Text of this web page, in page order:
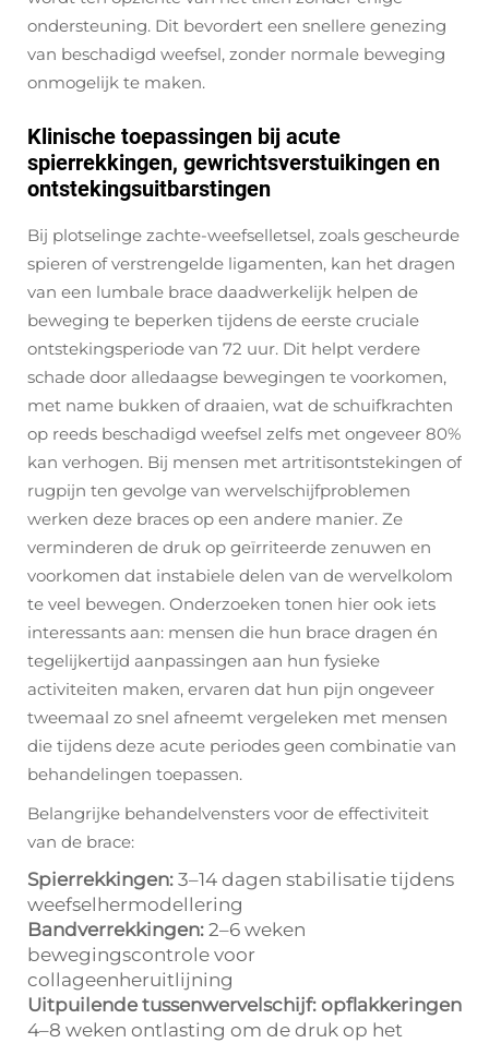
ondersteuning. Dit bevordert een snellere genezing
van beschadigd weefsel, zonder normale beweging
onmogelijk te maken.
Klinische toepassingen bij acute
spierrekkingen, gewrichtsverstuikingen en
ontstekingsuitbarstingen
Bij plotselinge zachte-weefselletsel, zoals gescheurde
spieren of verstrengelde ligamenten, kan het dragen
van een lumbale brace daadwerkelijk helpen de
beweging te beperken tijdens de eerste cruciale
ontstekingsperiode van 72 uur. Dit helpt verdere
schade door alledaagse bewegingen te voorkomen,
met name bukken of draaien, wat de schuifkrachten
op reeds beschadigd weefsel zelfs met ongeveer 80%
kan verhogen. Bij mensen met artritisontstekingen of
rugpijn ten gevolge van wervelschijfproblemen
werken deze braces op een andere manier. Ze
verminderen de druk op geïrriteerde zenuwen en
voorkomen dat instabiele delen van de wervelkolom
te veel bewegen. Onderzoeken tonen hier ook iets
interessants aan: mensen die hun brace dragen én
tegelijkertijd aanpassingen aan hun fysieke
activiteiten maken, ervaren dat hun pijn ongeveer
tweemaal zo snel afneemt vergeleken met mensen
die tijdens deze acute periodes geen combinatie van
behandelingen toepassen.
Belangrijke behandelvensters voor de effectiviteit
van de brace:
Spierrekkingen: 3–14 dagen stabilisatie tijdens
weefselhermodellering
Bandverrekkingen: 2–6 weken
bewegingscontrole voor
collageenheruitlijning
Uitpuilende tussenwervelschijf: opflakkeringen
4–8 weken ontlasting om de druk op het